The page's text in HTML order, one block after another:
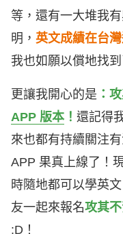
等，還有一大堆我
明， 英文成績在台
我也如願以償地找
更讓我開心的是 ：
APP 版本 ！ 還記得
來也都有持續關注
APP 果真上線了！
時隨地都可以學英
友一起來報名攻其
:D！